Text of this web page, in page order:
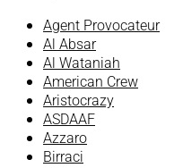
Agent Provocateur
Al Absar
Al Wataniah
American Crew
Aristocrazy
ASDAAF
Azzaro
Birraci